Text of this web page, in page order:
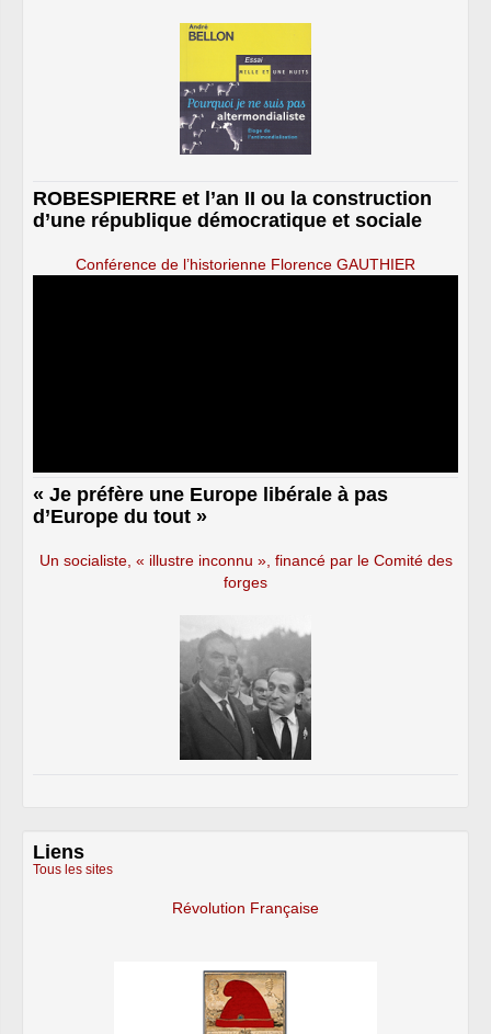
ROBESPIERRE et l’an II ou la construction
d’une république démocratique et sociale
Conférence de l’historienne Florence GAUTHIER
« Je préfère une Europe libérale à pas
d’Europe du tout »
Un socialiste, « illustre inconnu », financé par le Comité des
forges
Liens
Tous les sites
Révolution Française